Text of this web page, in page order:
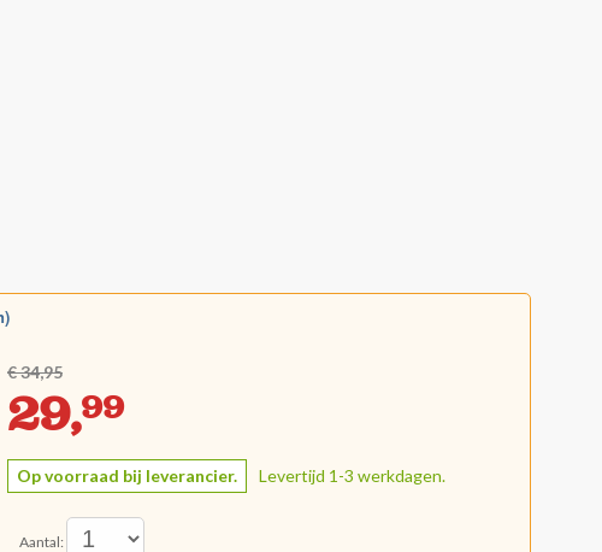
€ 34,95
29,99
Op voorraad bij leverancier. Levertijd 1-3 werkdagen.
Aantal: